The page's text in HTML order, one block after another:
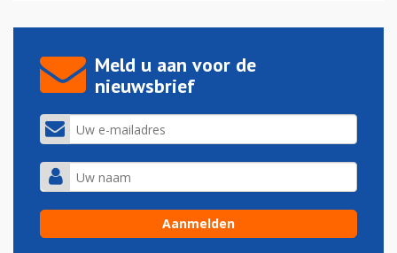
Meld u aan voor de
nieuwsbrief